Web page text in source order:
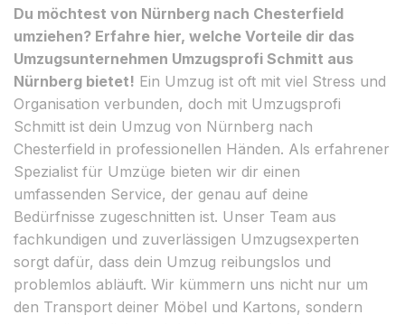
Du möchtest von Nürnberg nach Chesterfield
umziehen? Erfahre hier, welche Vorteile dir das
Umzugsunternehmen Umzugsprofi Schmitt aus
Nürnberg bietet! Ein Umzug ist oft mit viel Stress und
Organisation verbunden, doch mit Umzugsprofi
Schmitt ist dein Umzug von Nürnberg nach
Chesterfield in professionellen Händen. Als erfahrener
Spezialist für Umzüge bieten wir dir einen
umfassenden Service, der genau auf deine
Bedürfnisse zugeschnitten ist. Unser Team aus
fachkundigen und zuverlässigen Umzugsexperten
sorgt dafür, dass dein Umzug reibungslos und
problemlos abläuft. Wir kümmern uns nicht nur um
den Transport deiner Möbel und Kartons, sondern